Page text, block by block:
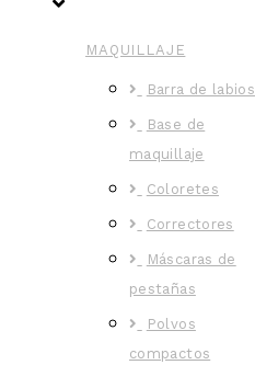
MAQUILLAJE
Barra de labios
Base de
maquillaje
Coloretes
Correctores
Máscaras de
pestañas
Polvos
compactos